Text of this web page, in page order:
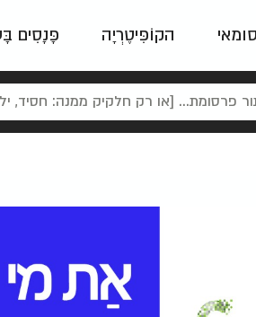
הקוֹפִּיטֶרְיָה פָּנָסִים
פאשן
ניינטיז